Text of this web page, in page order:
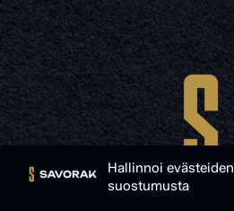
Hallinnoi evästeiden
suostumusta